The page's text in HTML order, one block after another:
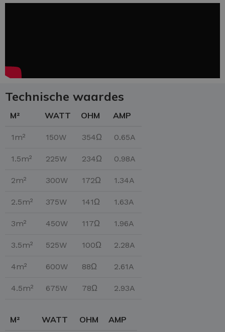
Technische waardes
M² WATT OHM AMP
1m² 150W 354Ω 0.65A
1.5m² 225W 234Ω 0.98A
2m² 300W 172Ω 1.34A
2.5m² 375W 141Ω 1.63A
3m² 450W 117Ω 1.96A
3.5m² 525W 100Ω 2.28A
4m² 600W 88Ω 2.61A
4.5m² 675W 78Ω 2.93A
M² WATT OHM AMP